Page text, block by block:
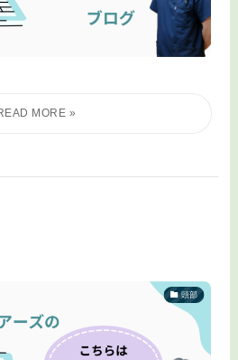
頭部